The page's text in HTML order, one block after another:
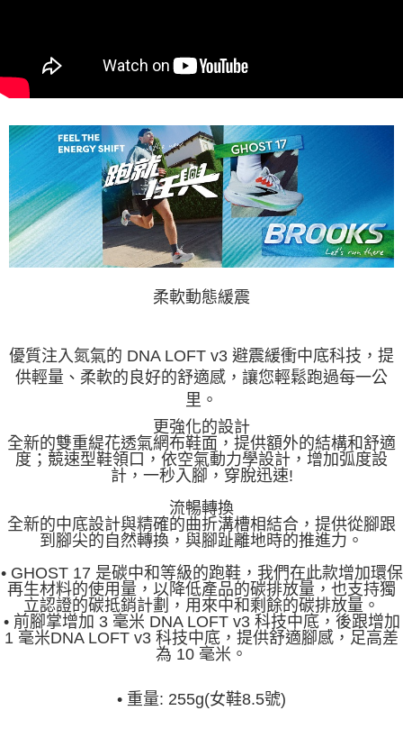
柔軟動態緩震
優質注入氮氣的 DNA LOFT v3 避震緩衝中底科技，提
供輕量、柔軟的良好的舒適感，讓您輕鬆跑過每一公
里。
更強化的設計
全新的雙重緹花透氣網布鞋面，提供額外的結構和舒適
度；競速型鞋領口，依空氣動力學設計，增加弧度設
計，一秒入腳，穿脫迅速!
流暢轉換
全新的中底設計與精確的曲折溝槽相結合，提供從腳跟
到腳尖的自 然轉換，與腳趾離地時的推進力。
• GHOST 17 是碳中和等級的跑鞋，我們在此款增加環保
再生材料的使用量，以降低產品的碳排放量，也支持獨
立認證的碳抵銷計劃，用來中和剩餘的碳排放量。
• 前腳掌增加 3 毫米 DNA LOFT v3 科技中底，後跟增加
1 毫米DNA LOFT v3 科技中底，提供舒適腳感，足高差
為 10 毫米。
• 重量: 255g(女鞋8.5號)